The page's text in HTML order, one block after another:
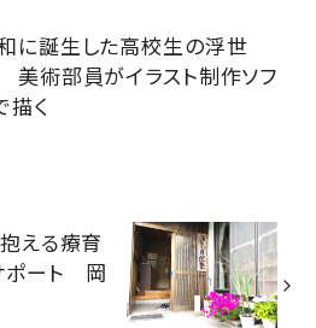
に誕生した高校生の浮世
術部員がイラスト制作ソフ
描く
える療育
ポート 岡